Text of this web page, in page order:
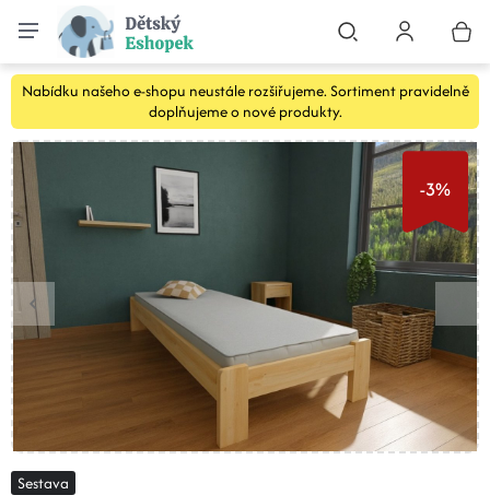
Nabídku našeho e-shopu neustále rozšiřujeme. Sortiment pravidelně
doplňujeme o nové produkty.
-3%
Sestava